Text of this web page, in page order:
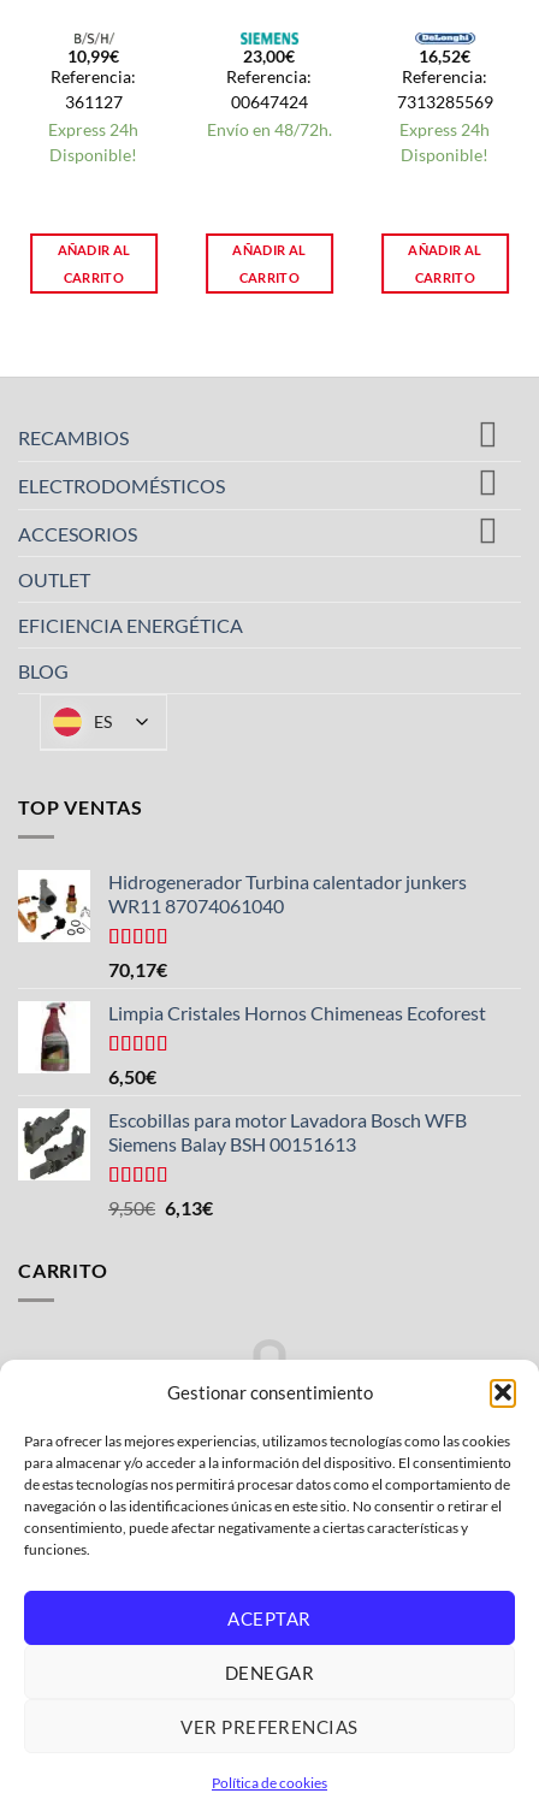
Gestionar consentimiento
Para ofrecer las mejores experiencias, utilizamos tecnologías como las cookies
para almacenar y/o acceder a la información del dispositivo. El consentimiento
de estas tecnologías nos permitirá procesar datos como el comportamiento de
navegación o las identificaciones únicas en este sitio. No consentir o retirar el
consentimiento, puede afectar negativamente a ciertas características y
funciones.
ACEPTAR
DENEGAR
VER PREFERENCIAS
Política de cookies
10,99€
Referencia:
361127
Express 24h
Disponible!
AÑADIR AL
CARRITO
23,00€
Referencia:
00647424
Envío en 48/72h.
AÑADIR AL
CARRITO
16,52€
Referencia:
7313285569
Express 24h
Disponible!
AÑADIR AL
CARRITO
RECAMBIOS
ELECTRODOMÉSTICOS
ACCESORIOS
OUTLET
EFICIENCIA ENERGÉTICA
BLOG
ES
TOP VENTAS
Hidrogenerador Turbina calentador junkers
WR11 87074061040
Valorado
con
5
70,17€
Limpia Cristales Hornos Chimeneas Ecoforest
Valorado
con
de 5
6,50€
Escobillas para motor Lavadora Bosch WFB
Siemens Balay BSH 00151613
Valorado
con
de
9,50€ El
6,13€El
CARRITO
No hay productos en el carrito.
VOLVER A LA TIENDA
Bank
Credit
Card
MasterCardPayPal
Visa
POLÍTICA AFILIADOS AMAZON
GARANTÍA Y DEVOLUCIONES
POLÍTICA DE COOKIES
GASTOS DE ENVÍO
Copyright 2026 ©